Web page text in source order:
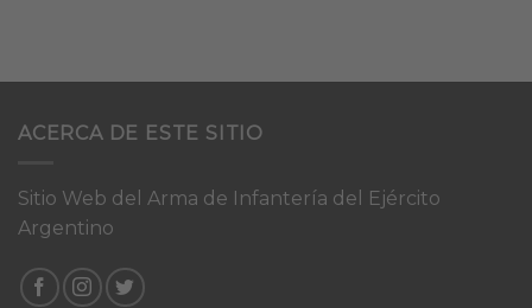
ACERCA DE ESTE SITIO
Sitio Web del Arma de Infantería del Ejército
Argentino